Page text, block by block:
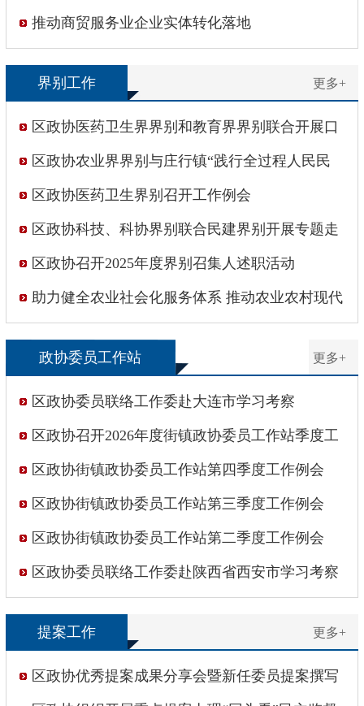
推动商贸服务业企业实体转化落地
更多+
界别工作
区政协医药卫生界界别和教育界界别联合开展口
腔健康科普讲座
区政协农业界界别与庄行镇“践行全过程人民民
主”政协委员工作站开展联动协商活动
区政协医药卫生界别召开工作例会
区政协科技、科协界别联合民建界别开展专题走
访调研
区政协召开2025年度界别召集人述职活动
助力健全农业社会化服务体系 推动农业农村现代
更多+
政协委员工作站
区政协委员联络工作委赴大连市学习考察
区政协召开2026年度街镇政协委员工作站季度工
作例会
区政协街镇政协委员工作站第四季度工作例会
区政协街镇政协委员工作站第三季度工作例会
区政协街镇政协委员工作站第二季度工作例会
区政协委员联络工作委赴陕西省西安市学习考察
更多+
提案工作
区政协优秀提案成果分享会暨新任委员提案撰写